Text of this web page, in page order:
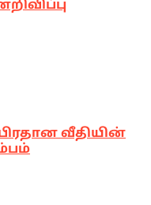
வீதியின்